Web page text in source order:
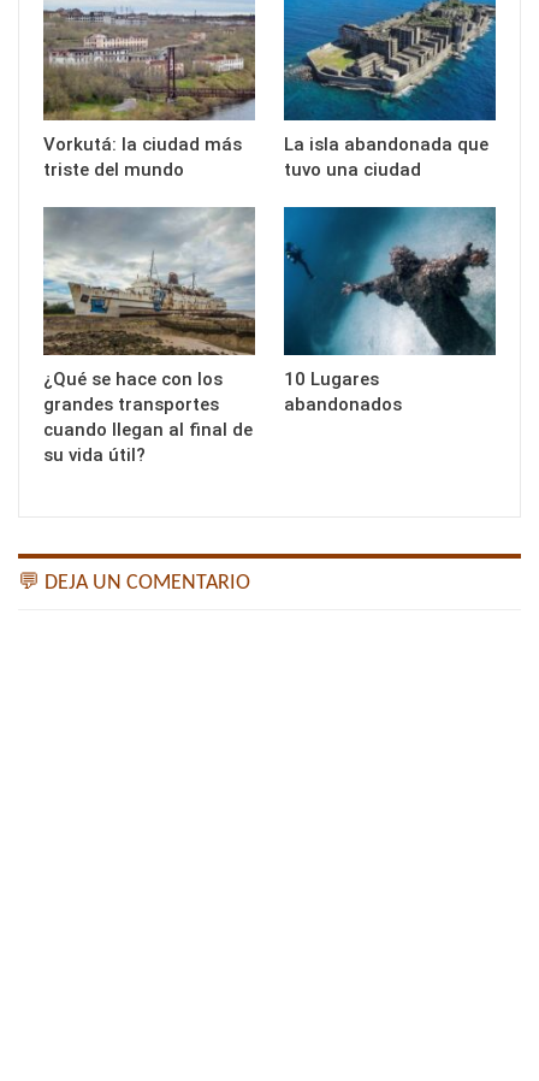
Vorkutá: la ciudad más
triste del mundo
La isla abandonada que
tuvo una ciudad
¿Qué se hace con los
grandes transportes
cuando llegan al final de
su vida útil?
10 Lugares
abandonados
💬 DEJA UN COMENTARIO